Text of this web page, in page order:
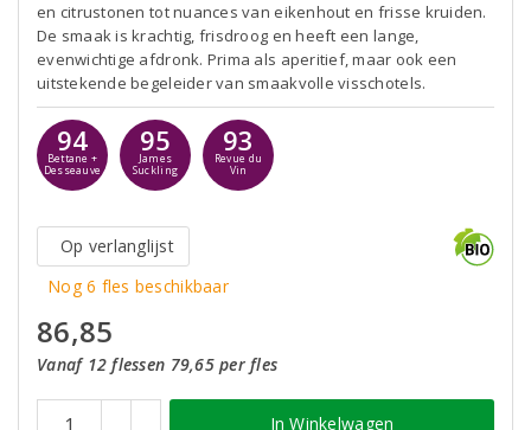
en citrustonen tot nuances van eikenhout en frisse kruiden.
De smaak is krachtig, frisdroog en heeft een lange,
evenwichtige afdronk. Prima als aperitief, maar ook een
uitstekende begeleider van smaakvolle visschotels.
94
Bettane +
Desseauve
95
James
Suckling
93
Revue du
Vin
Op verlanglijst
Nog 6 fles beschikbaar
86,85
Vanaf 12 flessen 79,65 per fles
In Winkelwagen